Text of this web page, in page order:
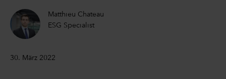
Matthieu Chateau
ESG Specialist
30. März 2022